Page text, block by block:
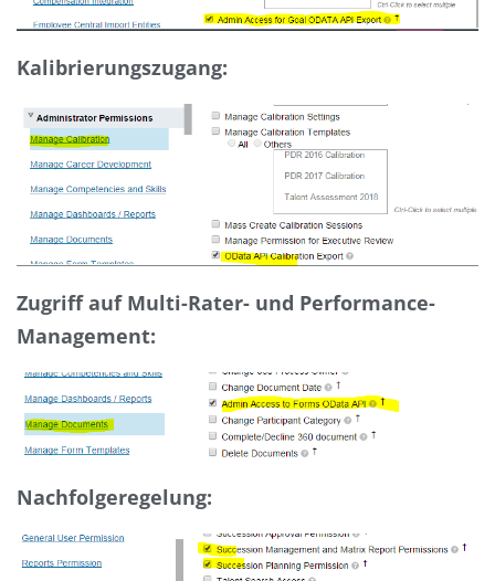
Kalibrierungszugang:
Zugriff auf Multi-Rater- und Performance-
Management:
Nachfolgeregelung: